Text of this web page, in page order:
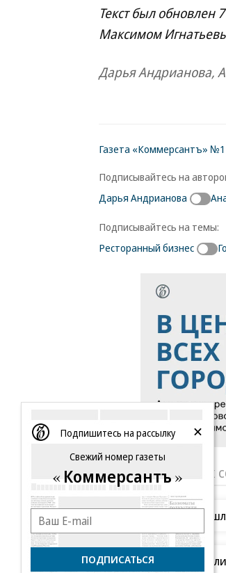
Текст был
Максимом
Дарья Андрианова,
Газета «Коммерсантъ»
Подписывайтесь на
Дарья Андрианова
Подписывайтесь на темы:
Ресторанный бизнес
«Ъ» в социальных
Роскачество
В Ozon
Подпишитесь на рассылку
Свежий номер газеты
Коммерсантъ
ПОДПИСАТЬСЯ